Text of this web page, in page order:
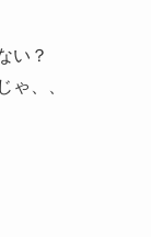
い？
ゃ、、